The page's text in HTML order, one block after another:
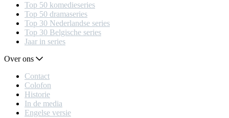
Top 50 komedieseries
Top 50 dramaseries
Top 30 Nederlandse series
Top 30 Belgische series
Jaar in series
Over ons
Contact
Colofon
Historie
In de media
Engelse versie